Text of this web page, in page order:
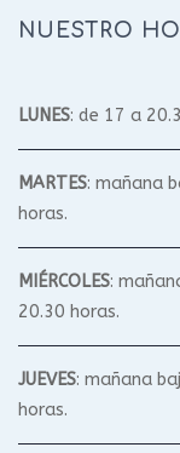
NUESTRO
LUNES: de 17 a
MARTES: mañana
horas.
MIÉRCOLES:
20.30 horas.
JUEVES: mañana
horas.